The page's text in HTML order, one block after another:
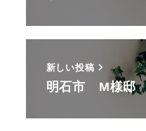
新しい投稿
明石市 M様邸